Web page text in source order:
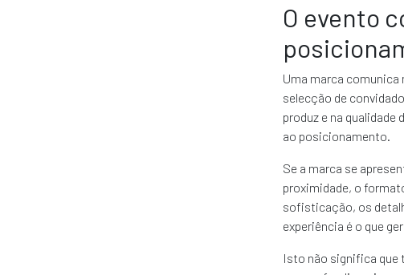
O evento
Uma marca comunica
selecção de
produz e na
ao posicionamento.
Se a marca se
proximidade, o
sofisticação, os
experiência é o que
Isto não significa que